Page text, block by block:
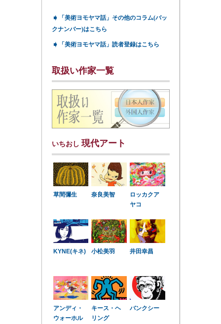
➧
「美術ヨモヤマ話」その他のコラム(バッ
クナンバー)はこちら
➧ 「美術ヨモヤマ話」読者登録はこちら
取扱い作家一覧
いちおし 現代アート
草間彌生 奈良美智
ロッカクア
ヤコ
KYNE(キネ) 小松美羽 井田幸昌
アンディ・
ウォーホル
キース・ヘ
リング
バンクシー